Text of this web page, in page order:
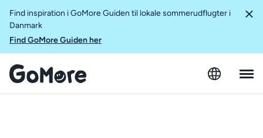
Find inspiration i GoMore Guiden til lokale sommerudflugter i
Danmark
Find GoMore Guiden her